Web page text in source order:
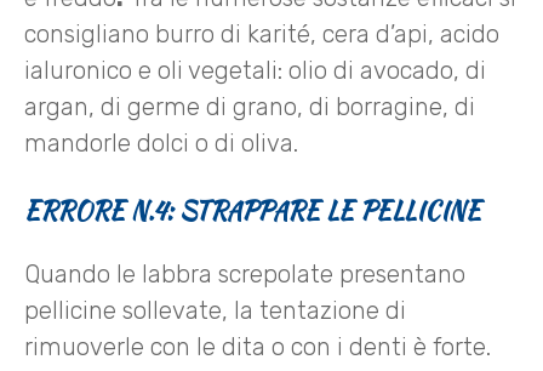
consigliano burro di karité, cera d’api, acido
ialuronico e oli vegetali: olio di avocado, di
argan, di germe di grano, di borragine, di
mandorle dolci o di oliva.
ERRORE N.4: STRAPPARE LE PELLICINE
Quando le labbra screpolate presentano
pellicine sollevate, la tentazione di
rimuoverle con le dita o con i denti è forte.